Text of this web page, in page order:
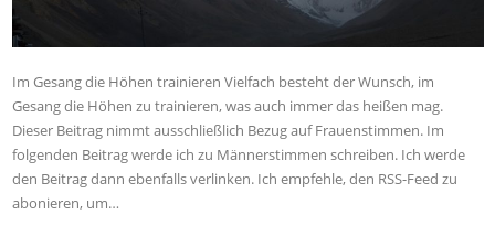
Im Gesang die Höhen trainieren Vielfach besteht der Wunsch, im
Gesang die Höhen zu trainieren, was auch immer das heißen mag.
Dieser Beitrag nimmt ausschließlich Bezug auf Frauenstimmen. Im
folgenden Beitrag werde ich zu Männerstimmen schreiben. Ich werde
den Beitrag dann ebenfalls verlinken. Ich empfehle, den RSS-Feed zu
abonieren, um…